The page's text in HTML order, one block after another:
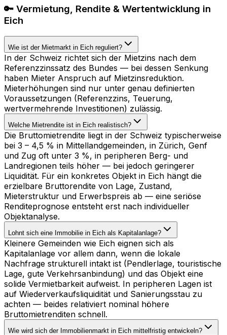
🔑 Vermietung, Rendite & Wertentwicklung in
Eich
Wie ist der Mietmarkt in Eich reguliert?
In der Schweiz richtet sich der Mietzins nach dem
Referenzzinssatz des Bundes — bei dessen Senkung
haben Mieter Anspruch auf Mietzinsreduktion.
Mieterhöhungen sind nur unter genau definierten
Voraussetzungen (Referenzzins, Teuerung,
wertvermehrende Investitionen) zulässig.
Welche Mietrendite ist in Eich realistisch?
Die Bruttomietrendite liegt in der Schweiz typischerweise
bei 3 – 4,5 % in Mittellandgemeinden, in Zürich, Genf
und Zug oft unter 3 %, in peripheren Berg- und
Landregionen teils höher — bei jedoch geringerer
Liquidität. Für ein konkretes Objekt in Eich hängt die
erzielbare Bruttorendite von Lage, Zustand,
Mieterstruktur und Erwerbspreis ab — eine seriöse
Renditeprognose entsteht erst nach individueller
Objektanalyse.
Lohnt sich eine Immobilie in Eich als Kapitalanlage?
Kleinere Gemeinden wie Eich eignen sich als
Kapitalanlage vor allem dann, wenn die lokale
Nachfrage strukturell intakt ist (Pendlerlage, touristische
Lage, gute Verkehrsanbindung) und das Objekt eine
solide Vermietbarkeit aufweist. In peripheren Lagen ist
auf Wiederverkaufsliquidität und Sanierungsstau zu
achten — beides relativiert nominal höhere
Bruttomietrenditen schnell.
Wie wird sich der Immobilienmarkt in Eich mittelfristig entwickeln?